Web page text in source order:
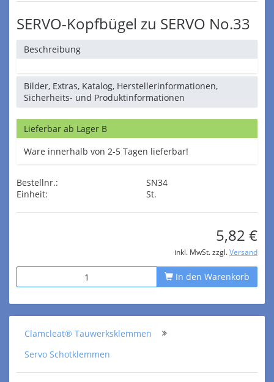
SERVO-Kopfbügel zu SERVO No.33
Beschreibung
Bilder, Extras, Katalog, Herstellerinformationen,
Sicherheits- und Produktinformationen
Lieferbar ab Lager B
Ware innerhalb von 2-5 Tagen lieferbar!
Bestellnr.:
SN34
Einheit:
St.
5,82 €
inkl. MwSt. zzgl. Versand
In den Warenkorb
Clamcleat® Tauwerksklemmen
Servo Schotklemmen